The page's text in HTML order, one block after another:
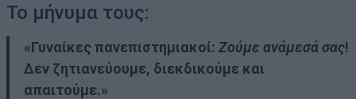
Το μήνυμα τους:
«Γυναίκες πανεπιστημιακοί: Ζούμε ανάμεσά σας!
Δεν ζητιανεύουμε, διεκδικούμε και
απαιτούμε.»